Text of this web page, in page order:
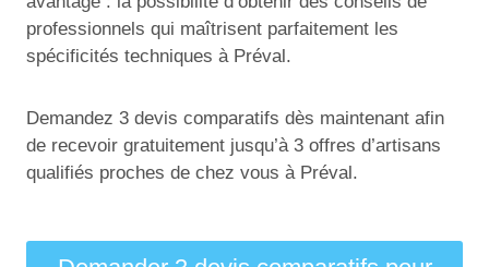
professionnels qui maîtrisent parfaitement les
spécificités techniques à Préval.
Demandez 3 devis comparatifs dès maintenant afin
de recevoir gratuitement jusqu’à 3 offres d’artisans
qualifiés proches de chez vous à Préval.